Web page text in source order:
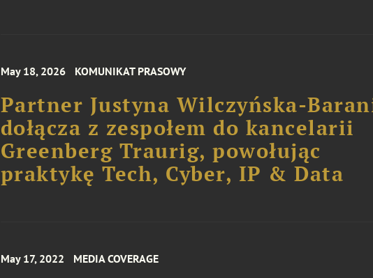
May 18, 2026 KOMUNIKAT PRASOWY
Partner Justyna Wilczyńska-
dołącza z zespołem do kancelarii
Greenberg Traurig, powołując
praktykę Tech, Cyber, IP & Data
May 17, 2022 MEDIA COVERAGE